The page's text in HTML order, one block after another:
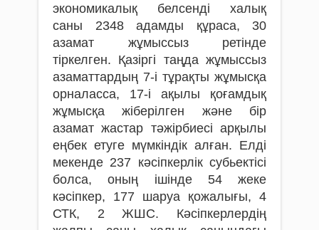
экономикалық белсенді халық
саны 2348 адамды құраса, 30
азамат жұмыссыз ретінде
тіркелген. Қазіргі таңда жұмыссыз
азаматтардың 7-і тұрақты жұмысқа
орналасса, 17-і ақылы қоғамдық
жұмысқа жіберілген және бір
азамат жастар тәжірбиесі арқылы
еңбек етуге мүмкіндік алған. Елді
мекенде 237 кәсіпкерлік субьектісі
болса, оның ішінде 54 жеке
кәсіпкер, 177 шаруа қожалығы, 4
СТК, 2 ЖШС. Кәсіпкерлердің